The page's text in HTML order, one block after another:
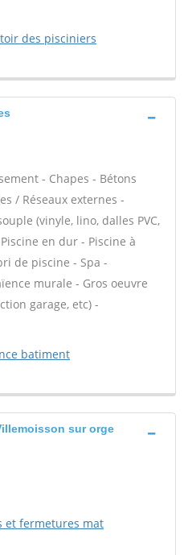
des pisciniers
- Chapes - Bétons
/ Réseaux externes -
(vinyle, lino, dalles PVC,
en dur - Piscine à
de piscine - Spa -
murale - Gros oeuvre
garage, etc) -
batiment
sur orge
et fermetures mat